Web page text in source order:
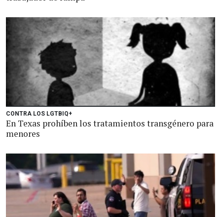
CONTRA LOS LGTBIQ+
En Texas prohíben los tratamientos transgénero para
menores